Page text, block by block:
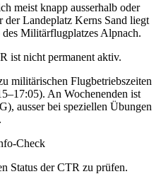
meist knapp ausserhalb oder
der Landeplatz Kerns Sand liegt
Militärflugplatzes Alpnach.
ist nicht permanent aktiv.
militärischen Flugbetriebszeiten
An Wochenenden ist
ausser bei speziellen Übungen
Check
Status der CTR zu prüfen.